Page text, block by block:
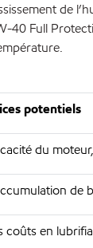
de
Full
potentiels
du
coûts en